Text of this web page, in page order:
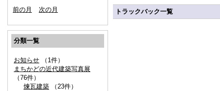
前の月
次の月
分類一覧
お知らせ （1件）
まちかどの近代建築写真展
（76件）
煉瓦建築 （23件）
トラックバック一覧